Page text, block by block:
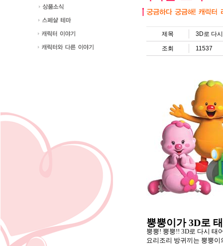
제목 3D로 다
조회 11537
뿡뿡이가3D로
뿡뿡! 뿡뿡!! 3D로 다시 태
요리조리 방귀끼는 뿡뿡